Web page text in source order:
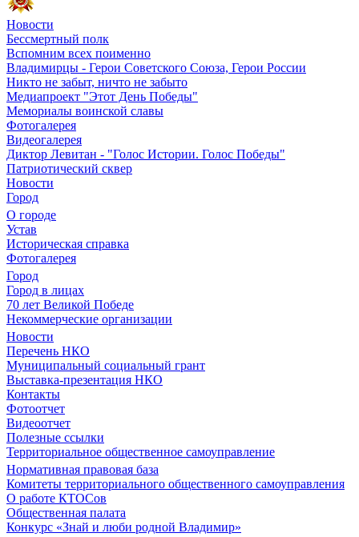
Новости
Бессмертный полк
Вспомним всех поименно
Владимирцы - Герои Советского Союза, Герои России
Никто не забыт, ничто не забыто
Медиапроект "Этот День Победы"
Мемориалы воинской славы
Фотогалерея
Видеогалерея
Диктор Левитан - "Голос Истории. Голос Победы"
Патриотический сквер
Новости
Город
О городе
Устав
Историческая справка
Фотогалерея
Город
Город в лицах
70 лет Великой Победе
Некоммерческие организации
Новости
Перечень НКО
Муниципальный социальный грант
Выставка-презентация НКО
Контакты
Фотоотчет
Видеоотчет
Полезные ссылки
Территориальное общественное самоуправление
Нормативная правовая база
Комитеты территориального общественного самоуправления
О работе КТОСов
Общественная палата
Конкурс «Знай и люби родной Владимир»